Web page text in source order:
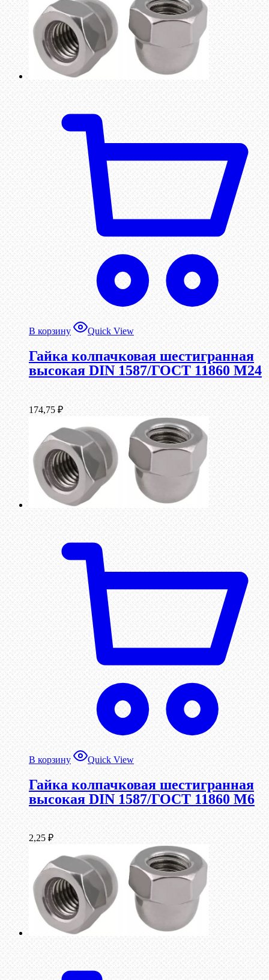
В корзину Quick View
Гайка колпачковая шестигранная
высокая DIN 1587/ГОСТ 11860 М24
174,75 ₽
В корзину Quick View
Гайка колпачковая шестигранная
высокая DIN 1587/ГОСТ 11860 М6
2,25 ₽